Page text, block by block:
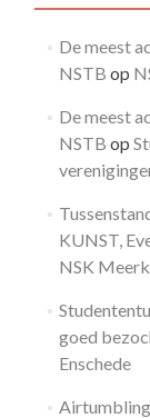
De meest
NSTB op
De meest
NSTB op
KUNST,
NSK
goed
Enschede